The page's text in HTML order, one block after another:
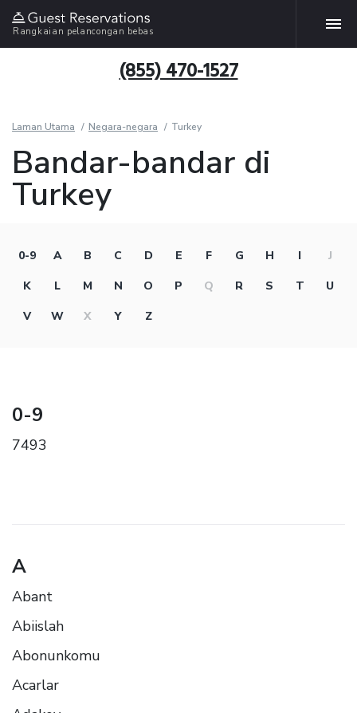
Rangkaian pelancongan bebas
(855) 470-1527
Laman Utama Negara-negara Turkey
Bandar-bandar di
Turkey
0-9 A B C D E F G H I
J
K
L M N O P Q R S T
U
V
W X Y Z
0-9
7493
A
Abant
Abiislah
Abonunkomu
Acarlar